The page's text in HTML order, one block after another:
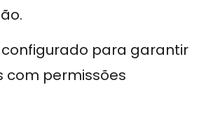
para garantir
com permissões